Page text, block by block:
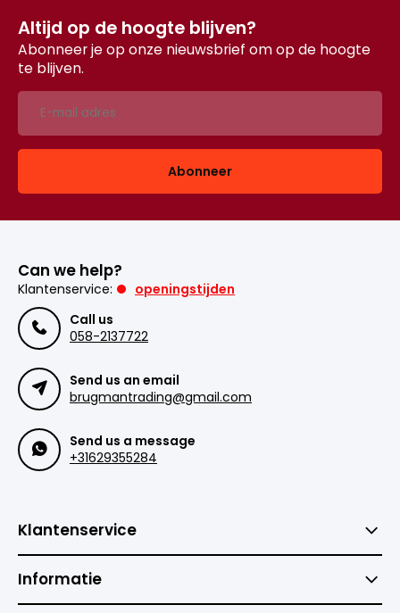
Altijd op de hoogte blijven?
Abonneer je op onze nieuwsbrief om op de hoogte
te blijven.
Abonneer
Can we help?
Klantenservice:
openingstijden
Call us
058-2137722
Send us an email
brugmantrading@gmail.com
Send us a message
+31629355284
Klantenservice
Informatie